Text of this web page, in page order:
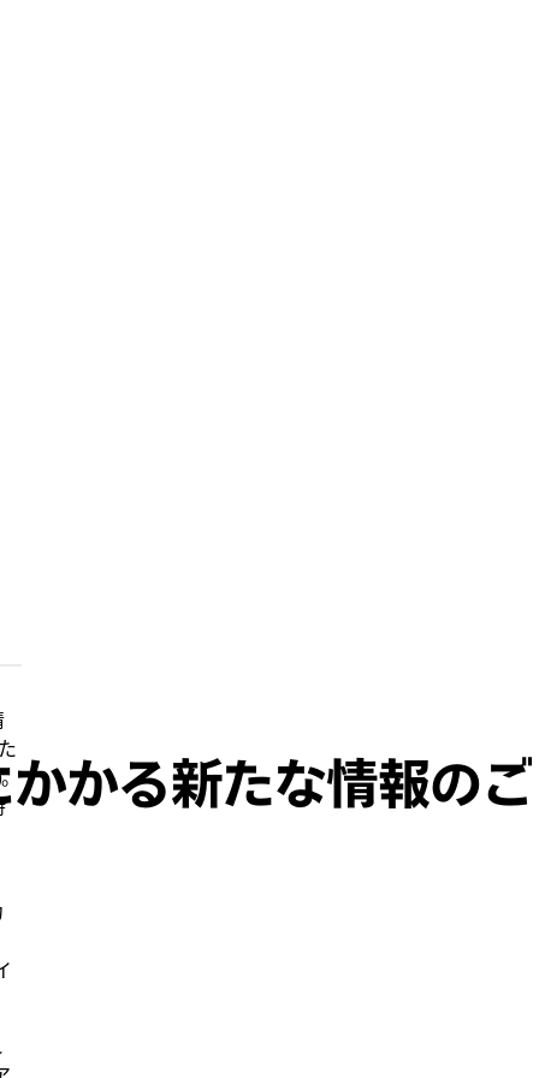
かる新たな情報のご